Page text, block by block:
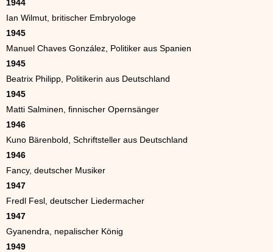
1944
Ian Wilmut, britischer Embryologe
1945
Manuel Chaves González, Politiker aus Spanien
1945
Beatrix Philipp, Politikerin aus Deutschland
1945
Matti Salminen, finnischer Opernsänger
1946
Kuno Bärenbold, Schriftsteller aus Deutschland
1946
Fancy, deutscher Musiker
1947
Fredl Fesl, deutscher Liedermacher
1947
Gyanendra, nepalischer König
1949